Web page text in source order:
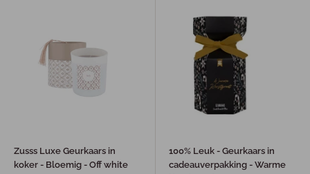
Zusss Luxe Geurkaars in
koker - Bloemig - Off white
100% Leuk - Geurkaars in
cadeauverpakking - Warme